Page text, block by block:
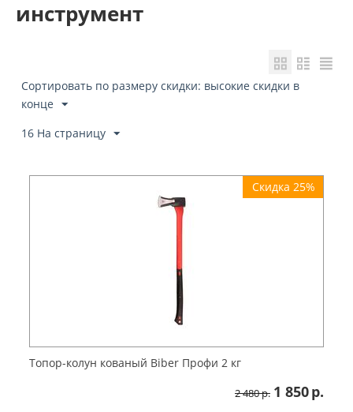
инструмент
Сортировать по размеру скидки: высокие скидки в
конце
16 На страницу
Скидка 25%
Топор-колун кованый Biber Профи 2 кг
2 480р. 1 850р.